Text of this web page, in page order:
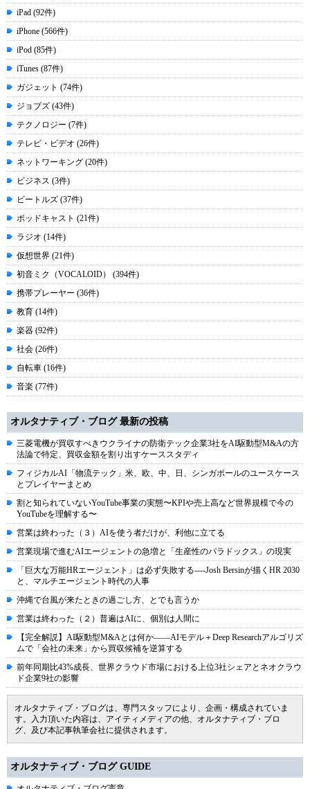
iPad (92件)
iPhone (566件)
iPod (85件)
iTunes (87件)
ガジェット (74件)
ジョブズ (43件)
テクノロジー (7件)
テレビ・ビデオ (26件)
ネットワーキング (20件)
ビジネス (3件)
ビートルズ (37件)
ポッドキャスト (21件)
ラジオ (14件)
仮想世界 (21件)
初音ミク（VOCALOID） (394件)
携帯プレーヤー (36件)
教育 (14件)
楽器 (92件)
社会 (26件)
自転車 (16件)
音楽 (77件)
オルタナティブ・ブログ 最新の投稿
三菱電機が買収すべきウクライナの防衛テック企業3社をAI駆動型M&Aの方
法論で特定、買収金額を割り出すケーススタディ
フィジカルAI「物流テック」米、欧、中、日、シンガポールのユースケース
とプレイヤーまとめ
割と知られていないYouTube事業の実態〜KPIや売上高など世界規模で今の
YouTubeを理解する〜
営業は終わった（３）AIを使う者だけが、利他に立てる
営業現場で進むAIエージェントの急増と「生産性のパラドックス」の現実
「巨大な万能HRエージェント」は必ず失敗する----Josh Bersinが描くHR 2030
と、マルチエージェント時代の人事
沖縄で台風が来たときの過ごし方、とでも言うか
営業は終わった（２）普遍はAIに、個別は人間に
【完全解説】AI駆動型M&Aとは何か――AIモデル＋Deep Researchアルゴリズ
ムで「会社の未来」から買収候補を逆算する
前年同期比43%成長、世界クラウド市場における上位3社シェアとネオクラウ
ド企業9社の影響
オルタナティブ・ブログは、専門スタッフにより、企画・構成されていま
す。入力頂いた内容は、アイティメディアの他、オルタナティブ・ブロ
グ、及び本記事執筆会社に提供されます。
オルタナティブ・ブログ GUIDE